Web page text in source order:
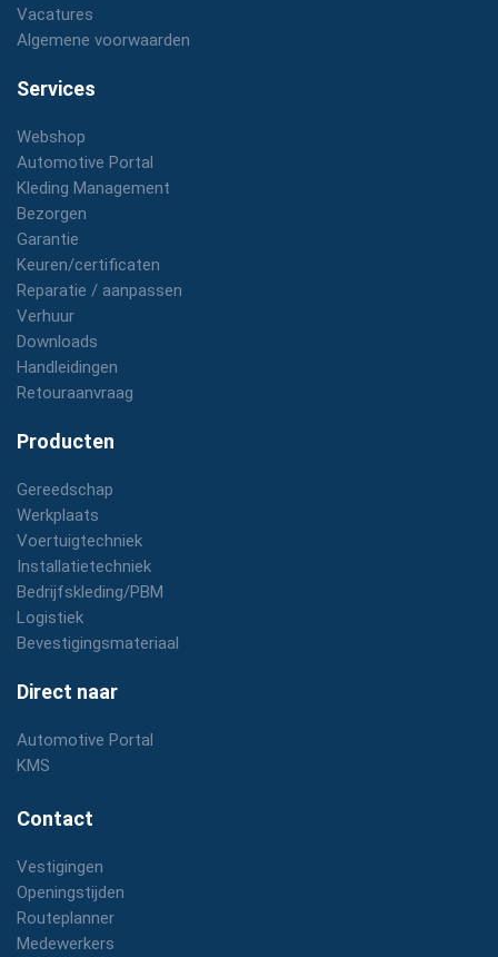
Vacatures
Algemene voorwaarden
Services
Webshop
Automotive Portal
Kleding Management
Bezorgen
Garantie
Keuren/certificaten
Reparatie / aanpassen
Verhuur
Downloads
Handleidingen
Retouraanvraag
Producten
Gereedschap
Werkplaats
Voertuigtechniek
Installatietechniek
Bedrijfskleding/PBM
Logistiek
Bevestigingsmateriaal
Direct naar
Automotive Portal
KMS
Contact
Vestigingen
Openingstijden
Routeplanner
Medewerkers